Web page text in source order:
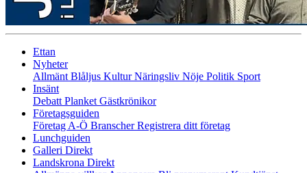
Ettan
Nyheter
Allmänt Blåljus KulturNäringsliv Nöje Politik Sport
Insänt
Debatt Planket Gästkrönikor
Företagsguiden
Företag A-Ö BranscherRegistrera ditt företag
Lunchguiden
Galleri Direkt
Landskrona Direkt